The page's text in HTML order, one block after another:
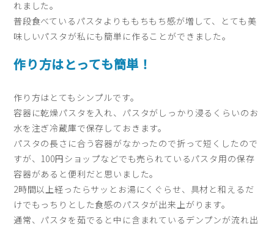
れました。
普段食べているパスタよりももちもち感が増して、とても美
味しいパスタが私にも簡単に作ることができました。
作り方はとっても簡単！
作り方はとてもシンプルです。
容器に乾燥パスタを入れ、パスタがしっかり浸るくらいのお
水を注ぎ冷蔵庫で保存しておきます。
パスタの長さに合う容器がなかったので折って短くしたので
すが、100円ショップなどでも売られているパスタ用の保存
容器があると便利だと思いました。
2時間以上経ったらサッとお湯にくぐらせ、具材と和えるだ
けでもっちりとした食感のパスタが出来上がります。
通常、パスタを茹でると中に含まれているデンプンが流れ出